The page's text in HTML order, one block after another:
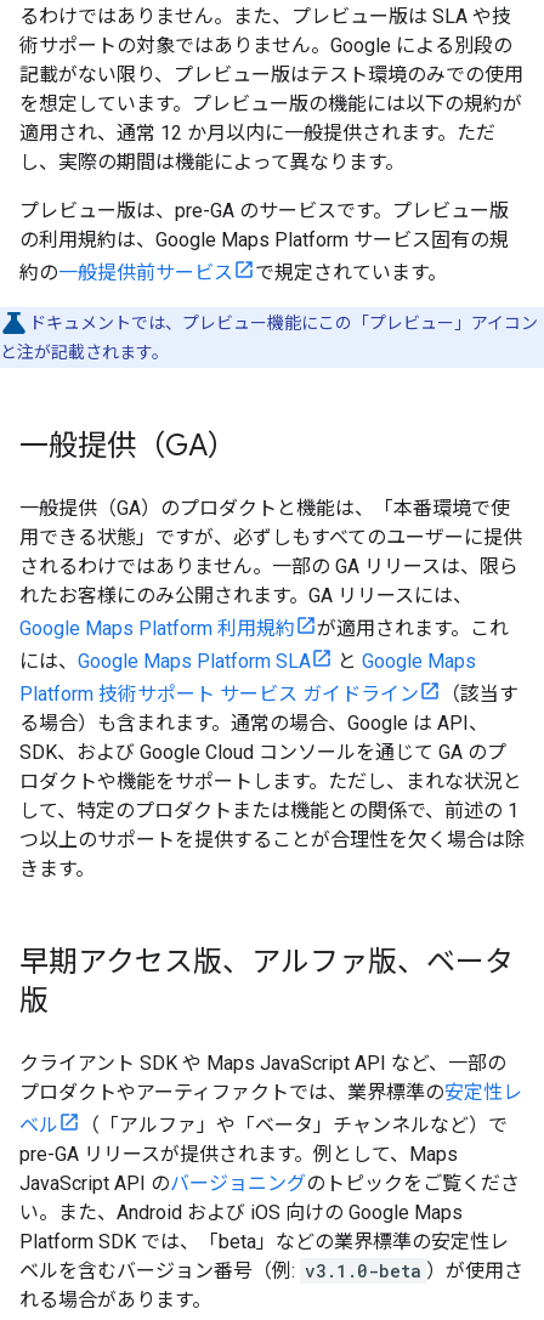
るわけではありません。また、プレビュー版は SLA や技
術サポートの対象ではありません。Google による別段の
記載がない限り、プレビュー版はテスト環境のみでの使用
を想定しています。プレビュー版の機能には以下の規約が
適用され、通常 12 か月以内に一般提供されます。ただ
し、実際の期間は機能によって異なります。
プレビュー版は、pre-GA のサービスです。プレビュー版
の利用規約は、Google Maps Platform サービス固有の規
約の一般提供前サービス で規定されています。
ドキュメントでは、プレビュー機能にこの「プレビュー」アイコン
と注が記載されます。
一般提供（GA）
一般提供（GA）のプロダクトと機能は、「本番環境で使
用できる状態」ですが、必ずしもすべてのユーザーに提供
されるわけではありません。一部の GA リリースは、限ら
れたお客様にのみ公開されます。GA リリースには、
Google Maps Platform 利用規約
が適用されます。これ
には、 Google Maps Platform SLA と Google Maps
Platform 技術サポート サービス ガイドライン
（該当す
る場合）も含まれます。通常の場合、Google は API、
SDK、および Google Cloud コンソールを通じて GA のプ
ロダクトや機能をサポートします。ただし、まれな状況と
して、特定のプロダクトまたは機能との関係で、前述の 1
つ以上のサポートを提供することが合理性を欠く場合は除
きます。
早期アクセス版、アルファ版、ベータ
版
クライアント SDK や Maps JavaScript API など、一部の
プロダクトやアーティファクトでは、業界標準の安定性レ
ベル
（「アルファ」や「ベータ」チャンネルなど）で
pre-GA リリースが提供されます。例として、Maps
JavaScript API のバージョニングのトピックをご覧くださ
い。また、Android および iOS 向けの Google Maps
Platform SDK では、「beta」などの業界標準の安定性レ
ベルを含むバージョン番号（例: v3.1.0-beta ）が使用さ
れる場合があります。